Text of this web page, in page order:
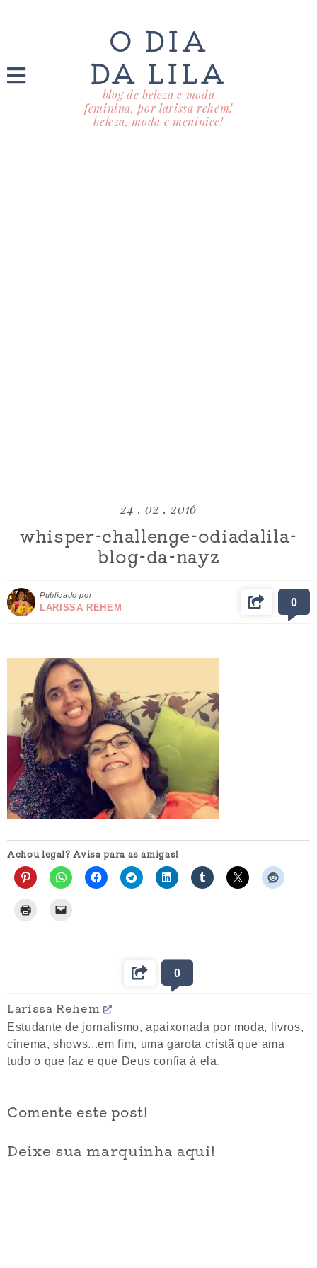
O DIA
DA LILA
blog de beleza e moda
feminina, por larissa rehem!
beleza, moda e meninice!
24 . 02 . 2016
whisper-challenge-odiadalila-
blog-da-nayz
Publicado por
LARISSA REHEM 0
Achou legal? Avisa para as amigas!
0
Larissa Rehem
Estudante de jornalismo, apaixonada por moda, livros,
cinema, shows...em fim, uma garota cristã que ama
tudo o que faz e que Deus confia à ela.
Comente este post!
Deixe sua marquinha aqui!